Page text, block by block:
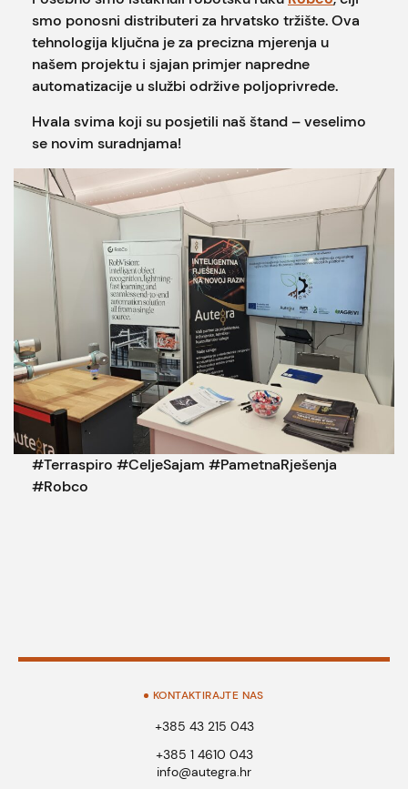
smo ponosni distributeri za hrvatsko tržište. Ova
tehnologija ključna je za precizna mjerenja u
našem projektu i sjajan primjer napredne
automatizacije u službi održive poljoprivrede.
Hvala svima koji su posjetili naš štand – veselimo
se novim suradnjama!
#Terraspiro #CeljeSajam #PametnaRješenja
#Robco
KONTAKTIRAJTE NAS
+385 43 215 043
+385 1 4610 043
info@autegra.hr